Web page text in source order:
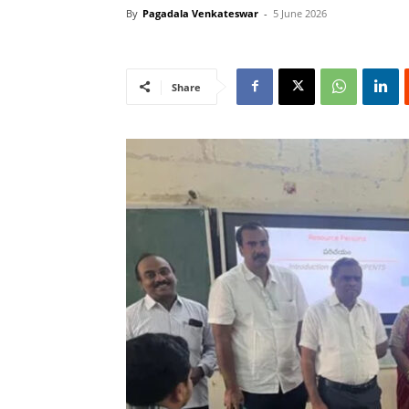
By Pagadala Venkateswar - 5 June 2026
Share